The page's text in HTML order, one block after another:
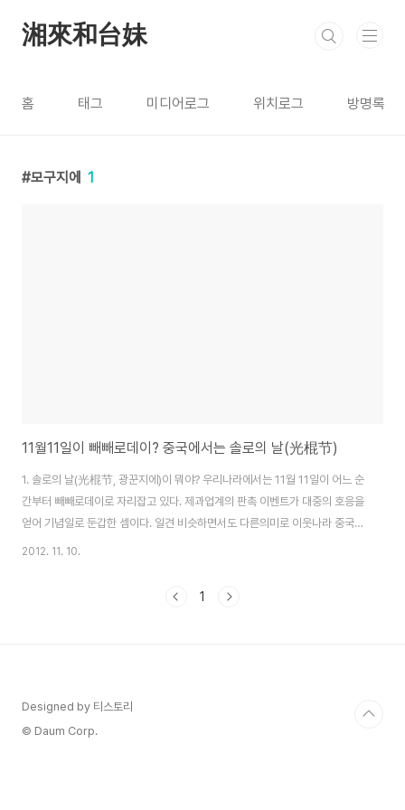
湘來和台妹
홈 태그 미디어로그 위치로그 방명록
모구지에 1
11월11일이 빼빼로데이? 중국에서는 솔로의 날(光棍节)
1. 솔로의 날(光棍节, 광꾼지에)이 뭐야? 우리나라에서는 11월 11일이 어느 순
간부터 빼빼로데이로 자리잡고 있다. 제과업계의 판촉 이벤트가 대중의 호응을
얻어 기념일로 둔갑한 셈이다. 일견 비슷하면서도 다른의미로 이웃나라 중국은
11월11일을 ‘광꾼지에’(光棍节-솔로의 날)라고 부른다. 이날이면 거의 대부분
꾼지에를 기다리곤 한다 광꾼지에(光棍节-솔로의 날)의 유래를 간단하게 설
2012. 11. 10.
1
Designed by 티스토리
© Daum Corp.